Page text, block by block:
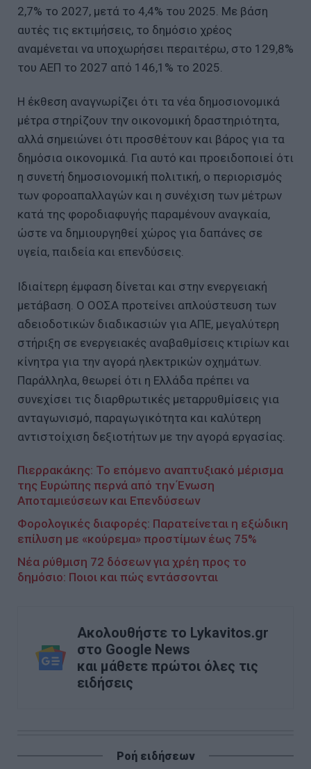
2,7% το 2027, μετά το 4,4% του 2025. Με βάση
αυτές τις εκτιμήσεις, το δημόσιο χρέος
αναμένεται να υποχωρήσει περαιτέρω, στο 129,8%
του ΑΕΠ το 2027 από 146,1% το 2025.
Η έκθεση αναγνωρίζει ότι τα νέα δημοσιονομικά
μέτρα στηρίζουν την οικονομική δραστηριότητα,
αλλά σημειώνει ότι προσθέτουν και βάρος για τα
δημόσια οικονομικά. Για αυτό και προειδοποιεί ότι
η συνετή δημοσιονομική πολιτική, ο περιορισμός
των φοροαπαλλαγών και η συνέχιση των μέτρων
κατά της φοροδιαφυγής παραμένουν αναγκαία,
ώστε να δημιουργηθεί χώρος για δαπάνες σε
υγεία, παιδεία και επενδύσεις.
Ιδιαίτερη έμφαση δίνεται και στην ενεργειακή
μετάβαση. Ο ΟΟΣΑ προτείνει απλούστευση των
αδειοδοτικών διαδικασιών για ΑΠΕ, μεγαλύτερη
στήριξη σε ενεργειακές αναβαθμίσεις κτιρίων και
κίνητρα για την αγορά ηλεκτρικών οχημάτων.
Παράλληλα, θεωρεί ότι η Ελλάδα πρέπει να
συνεχίσει τις διαρθρωτικές μεταρρυθμίσεις για
ανταγωνισμό, παραγωγικότητα και καλύτερη
αντιστοίχιση δεξιοτήτων με την αγορά εργασίας.
Πιερρακάκης: Το επόμενο αναπτυξιακό μέρισμα
της Ευρώπης περνά από την Ένωση
Αποταμιεύσεων και Επενδύσεων
Φορολογικές διαφορές: Παρατείνεται η εξώδικη
επίλυση με «κούρεμα» προστίμων έως 75%
Νέα ρύθμιση 72 δόσεων για χρέη προς το
δημόσιο: Ποιοι και πώς εντάσσονται
Ακολουθήστε το Lykavitos.gr
στο Google News
και μάθετε πρώτοι όλες τις
ειδήσεις
Ροή ειδήσεων